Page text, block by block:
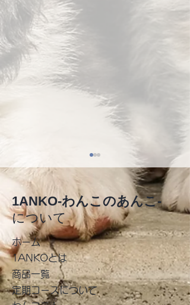
2026年8月 イベント出
店のお知らせ
1ANKO-わんこのあんこ-
について
​ホーム
1ANKOとは
商品一覧
​定期コースについて